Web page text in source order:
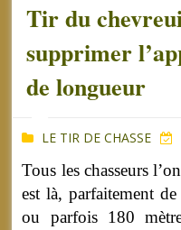
Tir du
supprimer
de longueur
LE TIR DE CHASSE
Tous les chasseurs
est là, parfaitement
ou parfois 180